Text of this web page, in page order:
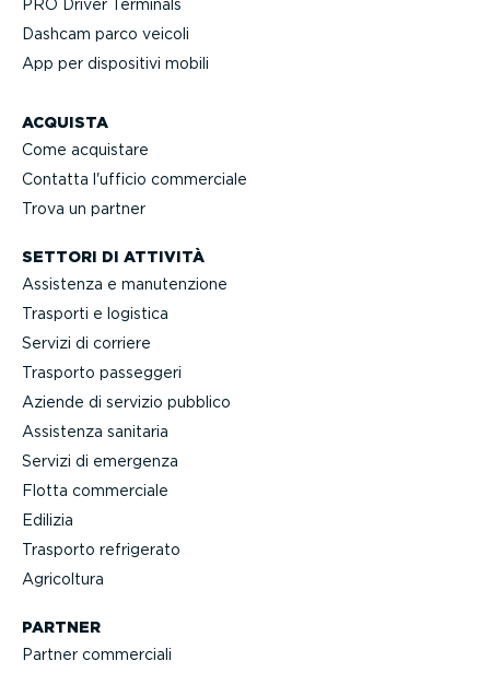
PRO Driver Terminals
Dashcam parco veicoli
App per dispositivi mobili
ACQUISTA
Come acquistare
Contatta l'ufficio commerciale
Trova un partner
SETTORI DI ATTIVITÀ
Assistenza e manuten­zione
Trasporti e logistica
Servizi di corriere
Trasporto passeggeri
Aziende di servizio pubblico
Assistenza sanitaria
Servizi di emergenza
Flotta commerciale
Edilizia
Trasporto refrigerato
Agricoltura
PARTNER
Partner commerciali